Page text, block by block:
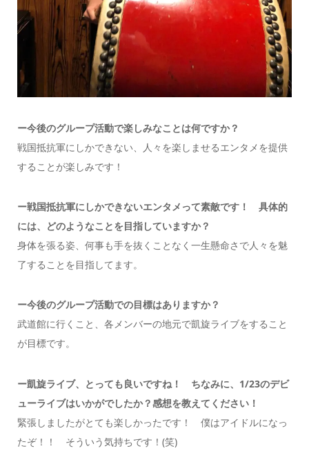
ー今後のグループ活動で楽しみなことは何ですか？
戦国抵抗軍にしかできない、人々を楽しませるエンタメを提供
することが楽しみです！
ー戦国抵抗軍にしかできないエンタメって素敵です！ 具体的
には、どのようなことを目指していますか？
身体を張る姿、何事も手を抜くことなく一生懸命さで人々を魅
了することを目指してます。
ー今後のグループ活動での目標はありますか？
武道館に行くこと、各メンバーの地元で凱旋ライブをすること
が目標です。
ー凱旋ライブ、とっても良いですね！ ちなみに、1/23のデビ
ューライブはいかがでしたか？感想を教えてください！
緊張しましたがとても楽しかったです！ 僕はアイドルになっ
たぞ！！ そういう気持ちです！(笑)